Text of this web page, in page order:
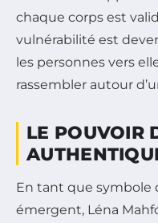
chaque corps est
vulnérabilité est
les personnes vers
rassembler autour
LE POUVOIR
En tant que symbole
émergent, Léna